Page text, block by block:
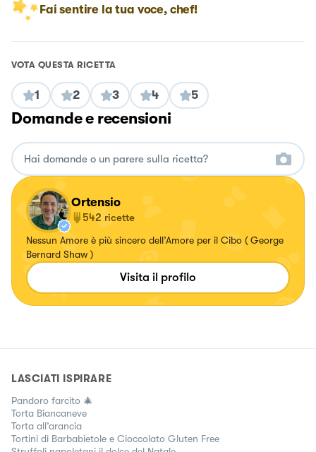
Fai sentire la tua voce, chef!
VOTA QUESTA RICETTA
1 2 3 4 5
Domande e recensioni
Ortensio
542 ricette
Nessun Amore è più sincero dell’Amore per il Cibo ( George
Bernard Shaw )
Visita il profilo
LASCIATI ISPIRARE
Pandoro farcito 🎄
Torta Biancaneve
Torta all’arancia
Tortini di Barbabietole e Cioccolato Gluten Free